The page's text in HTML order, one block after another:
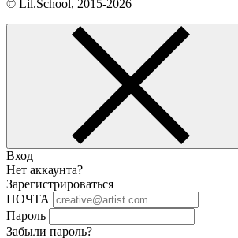
© Lil.School, 2015‐2026
Вход
Нет аккаунта?
Зарегистрироваться
ПОЧТА
Пароль
Забыли пароль?